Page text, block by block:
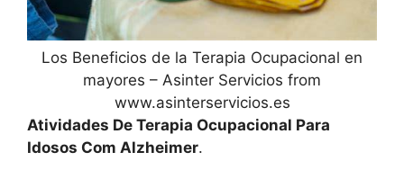
Los Beneficios de la Terapia Ocupacional en
mayores – Asinter Servicios from
www.asinterservicios.es
Atividades De Terapia Ocupacional Para
Idosos Com Alzheimer.